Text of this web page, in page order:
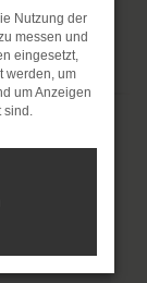
Nutzung der
messen und
eingesetzt,
werden, um
um Anzeigen
sind.